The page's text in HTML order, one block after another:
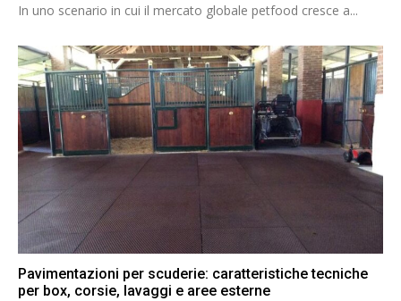
In uno scenario in cui il mercato globale petfood cresce a...
Pavimentazioni per scuderie: caratteristiche tecniche
per box, corsie, lavaggi e aree esterne